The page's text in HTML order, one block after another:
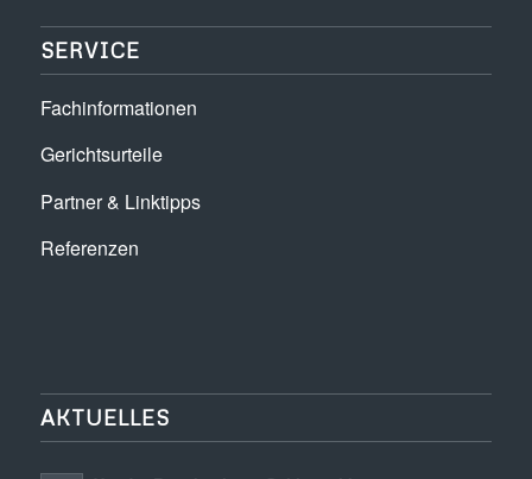
SERVICE
Fachinformationen
Gerichtsurteile
Partner & Linktipps
Referenzen
AKTUELLES